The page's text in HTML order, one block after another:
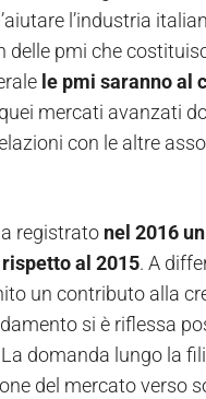
l’industria
pmi che
le pmi saranno al
mercati avanzati
con le altre
registrato nel 2016
rispetto al 2015. A
un contributo alla
si è riflessa
domanda lungo la
del mercato verso